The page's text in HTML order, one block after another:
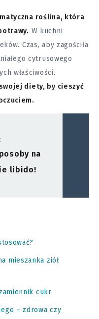
roślina, która
W kuchni
Czas, aby zagościła
cytrusowego
właściwości.
diety, by cieszyć
na
libido!
mieszanka ziół
cukr
– zdrowa czy